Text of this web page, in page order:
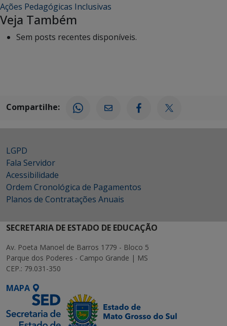
Ações Pedagógicas Inclusivas
Veja Também
Sem posts recentes disponíveis.
Compartilhe:
LGPD
Fala Servidor
Acessibilidade
Ordem Cronológica de Pagamentos
Planos de Contratações Anuais
SECRETARIA DE ESTADO DE EDUCAÇÃO
Av. Poeta Manoel de Barros 1779 - Bloco 5
Parque dos Poderes - Campo Grande | MS
CEP.: 79.031-350
MAPA